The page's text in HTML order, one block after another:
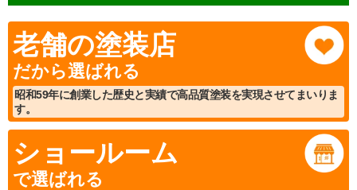
老舗の塗装店
だから選ばれる
昭和59年に創業した歴史と実績で高品質塗装を実現させてまいりま
す。
ショールーム
で選ばれる